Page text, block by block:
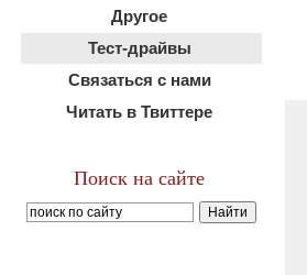
Другое
Тест-драйвы
Связаться с нами
Читать в Твиттере
Поиск на сайте